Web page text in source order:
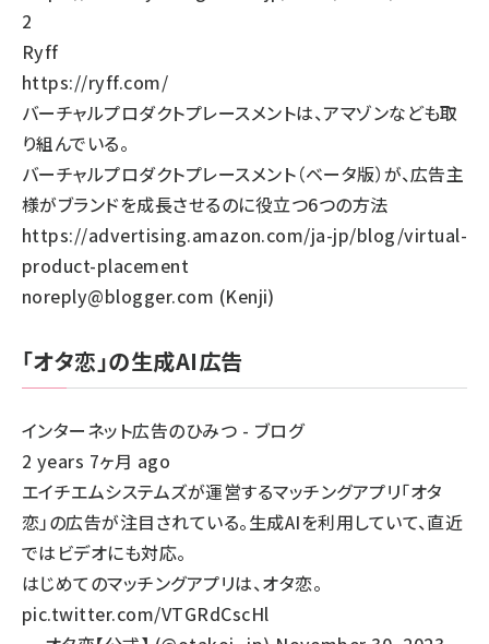
2
Ryff
https://ryff.com/
バーチャルプロダクトプレースメントは、アマゾンなども取
り組んでいる。
バーチャルプロダクトプレースメント（ベータ版）が、広告主
様がブランドを成長させるのに役立つ6つの方法
https://advertising.amazon.com/ja-jp/blog/virtual-
product-placement
noreply@blogger.com (Kenji)
「オタ恋」の生成AI広告
インターネット広告のひみつ - ブログ
2 years 7ヶ月 ago
エイチエムシステムズが運営するマッチングアプリ「オタ
恋」の広告が注目されている。生成AIを利用していて、直近
ではビデオにも対応。
はじめてのマッチングアプリは、オタ恋。
pic.twitter.com/VTGRdCscHl